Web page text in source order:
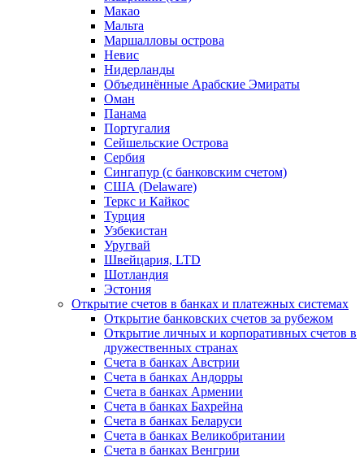
Макао
Мальта
Маршалловы острова
Нeвис
Нидерланды
Объединённые Арабские Эмираты
Оман
Панама
Португалия
Сейшельские Острова
Сербия
Сингапур (c банковским счетом)
США (Delaware)
Теркс и Кайкос
Турция
Узбекистан
Уругвай
Швейцария, LTD
Шотландия
Эстония
Открытие счетов в банках и платежных системах
Открытие банковских счетов за рубежом
Открытие личных и корпоративных счетов в
дружественных странах
Счета в банках Австрии
Счета в банках Андорры
Счета в банках Армении
Счета в банках Бахрейна
Счета в банках Беларуси
Счета в банках Великобритании
Счета в банках Венгрии